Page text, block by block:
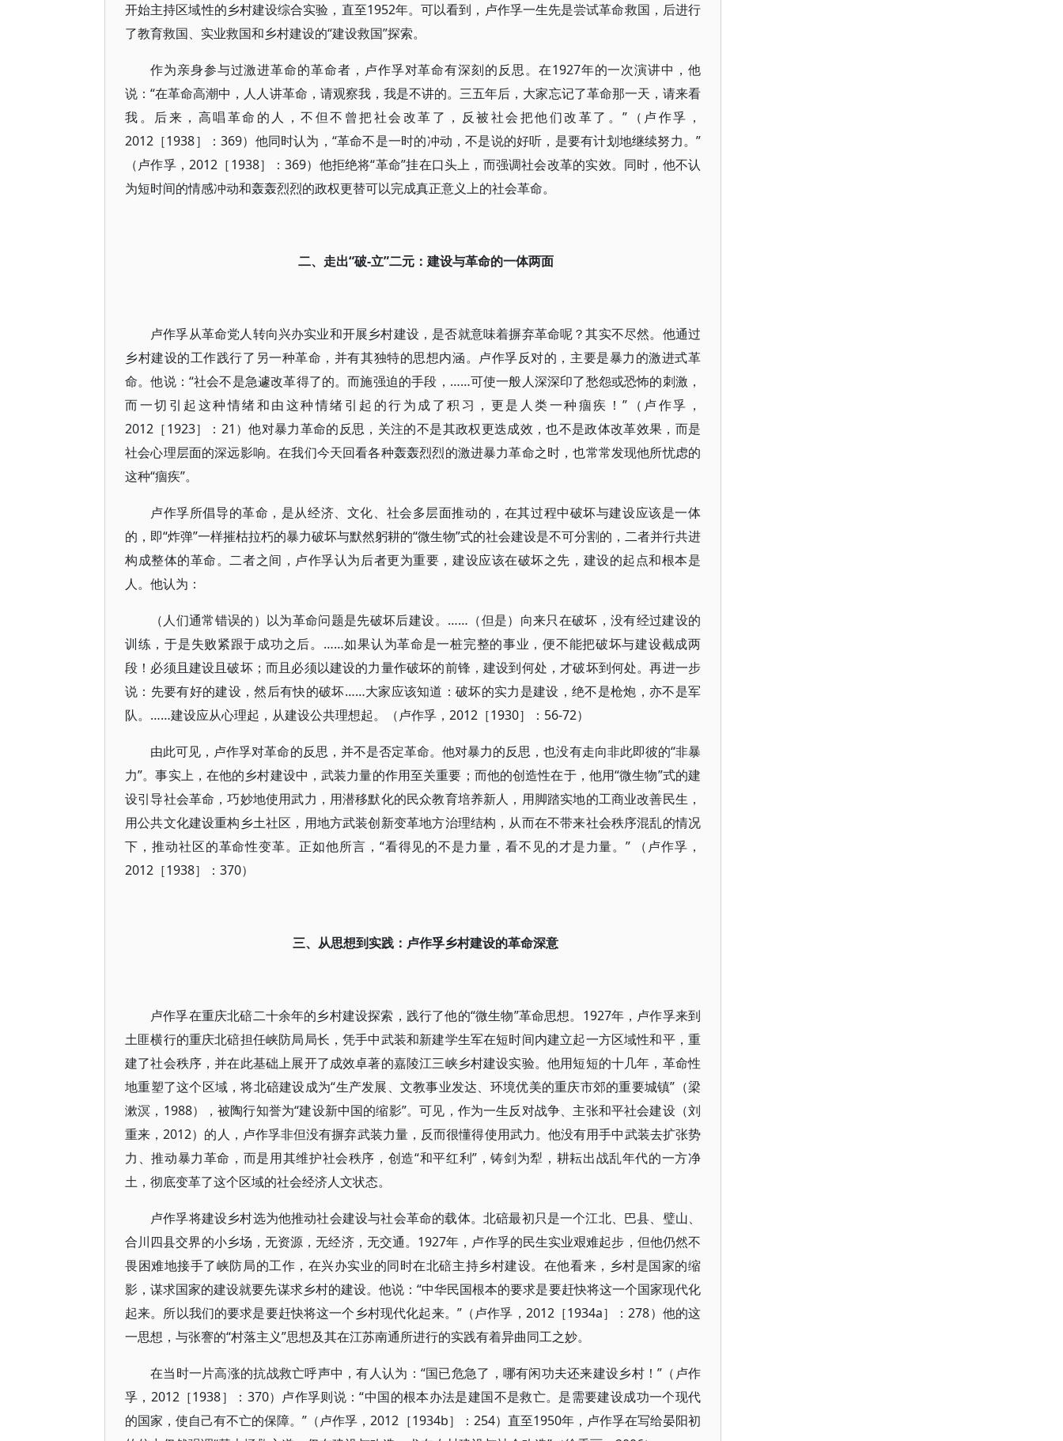
开始主持区域性的乡村建设综合实验，直至1952年。可以看到，卢作孚一生先是尝试革命救国，后进行
了教育救国、实业救国和乡村建设的“建设救国”探索。
作为亲身参与过激进革命的革命者，卢作孚对革命有深刻的反思。在1927年的一次演讲中，他
说：“在革命高潮中，人人讲革命，请观察我，我是不讲的。三五年后，大家忘记了革命那一天，请来看
我。后来，高唱革命的人，不但不曾把社会改革了，反被社会把他们改革了。”（卢作孚，
2012［1938］：369）他同时认为，“革命不是一时的冲动，不是说的好听，是要有计划地继续努力。”
（卢作孚，2012［1938］：369）他拒绝将“革命”挂在口头上，而强调社会改革的实效。同时，他不认
为短时间的情感冲动和轰轰烈烈的政权更替可以完成真正意义上的社会革命。
二、走出“破-立”二元：建设与革命的一体两面
卢作孚从革命党人转向兴办实业和开展乡村建设，是否就意味着摒弃革命呢？其实不尽然。他通过
乡村建设的工作践行了另一种革命，并有其独特的思想内涵。卢作孚反对的，主要是暴力的激进式革
命。他说：“社会不是急遽改革得了的。而施强迫的手段，……可使一般人深深印了愁怨或恐怖的刺激，
而一切引起这种情绪和由这种情绪引起的行为成了积习，更是人类一种痼疾！”（卢作孚，
2012［1923］：21）他对暴力革命的反思，关注的不是其政权更迭成效，也不是政体改革效果，而是
社会心理层面的深远影响。在我们今天回看各种轰轰烈烈的激进暴力革命之时，也常常发现他所忧虑的
这种“痼疾”。
卢作孚所倡导的革命，是从经济、文化、社会多层面推动的，在其过程中破坏与建设应该是一体
的，即“炸弹”一样摧枯拉朽的暴力破坏与默然躬耕的“微生物”式的社会建设是不可分割的，二者并行共进
构成整体的革命。二者之间，卢作孚认为后者更为重要，建设应该在破坏之先，建设的起点和根本是
人。他认为：
（人们通常错误的）以为革命问题是先破坏后建设。……（但是）向来只在破坏，没有经过建设的
训练，于是失败紧跟于成功之后。……如果认为革命是一桩完整的事业，便不能把破坏与建设截成两
段！必须且建设且破坏；而且必须以建设的力量作破坏的前锋，建设到何处，才破坏到何处。再进一步
说：先要有好的建设，然后有快的破坏……大家应该知道：破坏的实力是建设，绝不是枪炮，亦不是军
队。……建设应从心理起，从建设公共理想起。（卢作孚，2012［1930］：56-72）
由此可见，卢作孚对革命的反思，并不是否定革命。他对暴力的反思，也没有走向非此即彼的“非暴
力”。事实上，在他的乡村建设中，武装力量的作用至关重要；而他的创造性在于，他用“微生物”式的建
设引导社会革命，巧妙地使用武力，用潜移默化的民众教育培养新人，用脚踏实地的工商业改善民生，
用公共文化建设重构乡土社区，用地方武装创新变革地方治理结构，从而在不带来社会秩序混乱的情况
下，推动社区的革命性变革。正如他所言，“看得见的不是力量，看不见的才是力量。” （卢作孚，
2012［1938］：370）
三、从思想到实践：卢作孚乡村建设的革命深意
卢作孚在重庆北碚二十余年的乡村建设探索，践行了他的“微生物”革命思想。1927年，卢作孚来到
土匪横行的重庆北碚担任峡防局局长，凭手中武装和新建学生军在短时间内建立起一方区域性和平，重
建了社会秩序，并在此基础上展开了成效卓著的嘉陵江三峡乡村建设实验。他用短短的十几年，革命性
地重塑了这个区域，将北碚建设成为“生产发展、文教事业发达、环境优美的重庆市郊的重要城镇”（梁
漱溟，1988），被陶行知誉为“建设新中国的缩影”。可见，作为一生反对战争、主张和平社会建设（刘
重来，2012）的人，卢作孚非但没有摒弃武装力量，反而很懂得使用武力。他没有用手中武装去扩张势
力、推动暴力革命，而是用其维护社会秩序，创造“和平红利”，铸剑为犁，耕耘出战乱年代的一方净
土，彻底变革了这个区域的社会经济人文状态。
卢作孚将建设乡村选为他推动社会建设与社会革命的载体。北碚最初只是一个江北、巴县、璧山、
合川四县交界的小乡场，无资源，无经济，无交通。1927年，卢作孚的民生实业艰难起步，但他仍然不
畏困难地接手了峡防局的工作，在兴办实业的同时在北碚主持乡村建设。在他看来，乡村是国家的缩
影，谋求国家的建设就要先谋求乡村的建设。他说：“中华民国根本的要求是要赶快将这一个国家现代化
起来。所以我们的要求是要赶快将这一个乡村现代化起来。”（卢作孚，2012［1934a］：278）他的这
一思想，与张謇的“村落主义”思想及其在江苏南通所进行的实践有着异曲同工之妙。
在当时一片高涨的抗战救亡呼声中，有人认为：“国已危急了，哪有闲功夫还来建设乡村！”（卢作
孚，2012［1938］：370）卢作孚则说：“中国的根本办法是建国不是救亡。是需要建设成功一个现代
的国家，使自己有不亡的保障。”（卢作孚，2012［1934b］：254）直至1950年，卢作孚在写给晏阳初